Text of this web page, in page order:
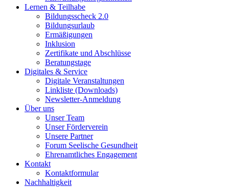
Lernen & Teilhabe
Bildungsscheck 2.0
Bildungsurlaub
Ermäßigungen
Inklusion
Zertifikate und Abschlüsse
Beratungstage
Digitales & Service
Digitale Veranstaltungen
Linkliste (Downloads)
Newsletter-Anmeldung
Über uns
Unser Team
Unser Förderverein
Unsere Partner
Forum Seelische Gesundheit
Ehrenamtliches Engagement
Kontakt
Kontaktformular
Nachhaltigkeit